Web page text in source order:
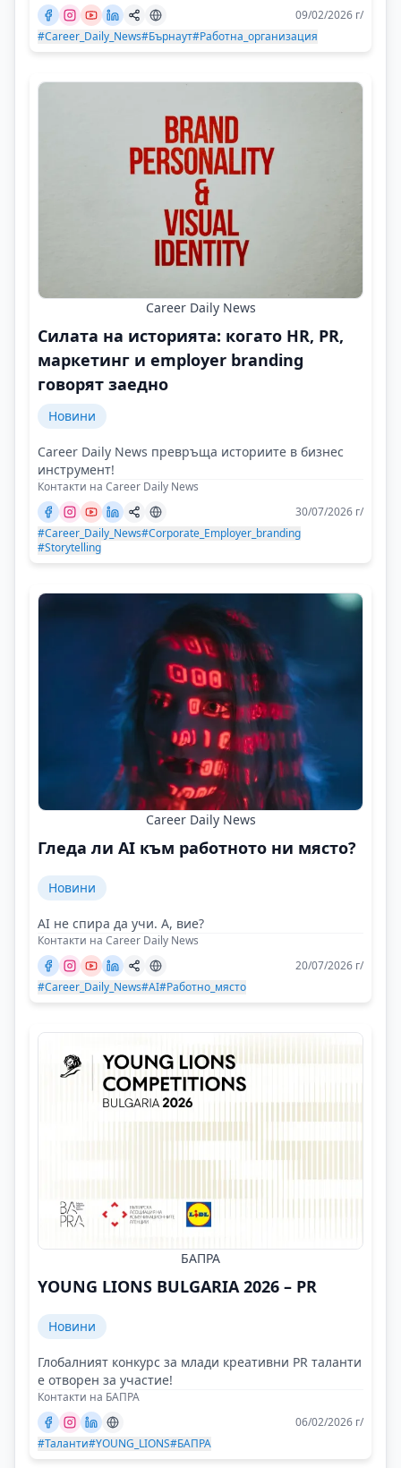
09/02/2026 г/
#Career_Daily_News#Бърнаут#Работна_организация
Career Daily News
Силата на историята: когато HR, PR,
маркетинг и employer branding
говорят заедно
Новини
Career Daily News превръща историите в бизнес
инструмент!
Контакти на Career Daily News
30/07/2026 г/
#Career_Daily_News#Corporate_Employer_branding
#Storytelling
Career Daily News
Гледа ли AI към работното ни място?
Новини
AI не спира да учи. А, вие?
Контакти на Career Daily News
20/07/2026 г/
#Career_Daily_News#AI#Работно_място
БАПРА
YOUNG LIONS BULGARIA 2026 – PR
Новини
Глобалният конкурс за млади креативни PR таланти
е отворен за участие!
Контакти на БАПРА
06/02/2026 г/
#Таланти#YOUNG_LIONS#БАПРА